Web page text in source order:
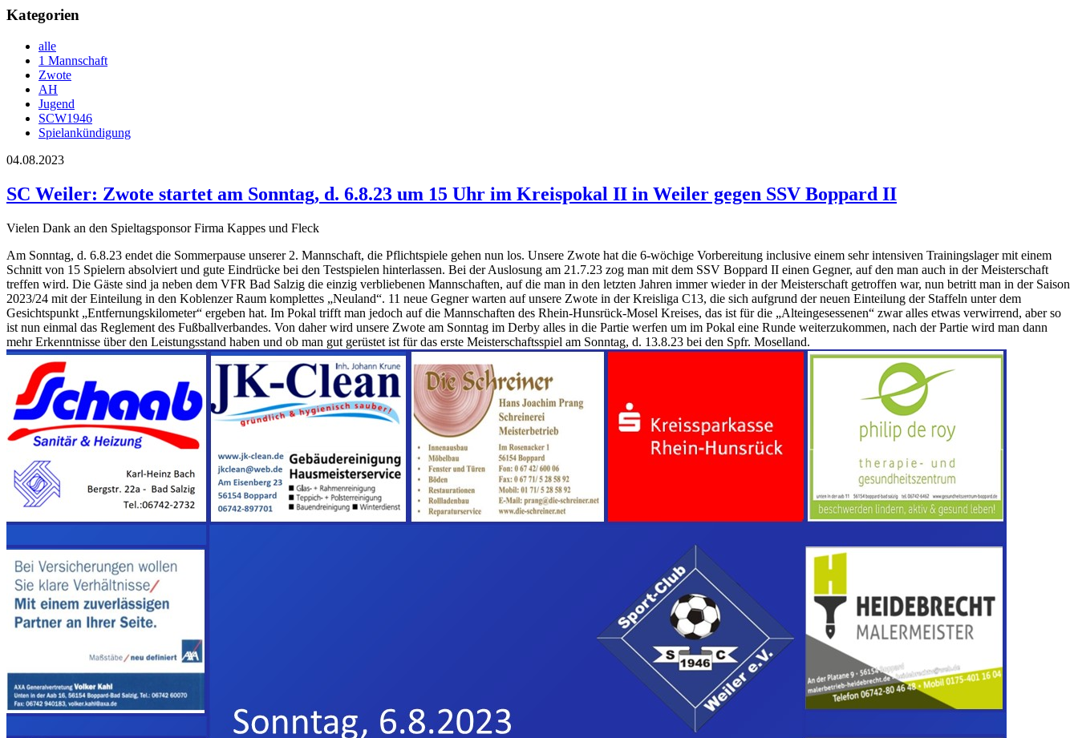
Kategorien
alle
1 Mannschaft
Zwote
AH
Jugend
SCW1946
Spielankündigung
04.08.2023
SC Weiler: Zwote startet am Sonntag, d. 6.8.23 um 15 Uhr im Kreispokal II in Weiler gegen SSV Boppard II
Vielen Dank an den Spieltagsponsor Firma Kappes und Fleck
Am Sonntag, d. 6.8.23 endet die Sommerpause unserer 2. Mannschaft, die Pflichtspiele gehen nun los. Unsere Zwote hat die 6-wöchige Vorbereitung inclusive einem sehr intensiven Trainingslager mit einem
Schnitt von 15 Spielern absolviert und gute Eindrücke bei den Testspielen hinterlassen. Bei der Auslosung am 21.7.23 zog man mit dem SSV Boppard II einen Gegner, auf den man auch in der Meisterschaft
treffen wird. Die Gäste sind ja neben dem VFR Bad Salzig die einzig verbliebenen Mannschaften, auf die man in den letzten Jahren immer wieder in der Meisterschaft getroffen war, nun betritt man in der Saison
2023/24 mit der Einteilung in den Koblenzer Raum komplettes „Neuland“. 11 neue Gegner warten auf unsere Zwote in der Kreisliga C13, die sich aufgrund der neuen Einteilung der Staffeln unter dem
Gesichtspunkt „Entfernungskilometer“ ergeben hat. Im Pokal trifft man jedoch auf die Mannschaften des Rhein-Hunsrück-Mosel Kreises, das ist für die „Alteingesessenen“ zwar alles etwas verwirrend, aber so
ist nun einmal das Reglement des Fußballverbandes. Von daher wird unsere Zwote am Sonntag im Derby alles in die Partie werfen um im Pokal eine Runde weiterzukommen, nach der Partie wird man dann
mehr Erkenntnisse über den Leistungsstand haben und ob man gut gerüstet ist für das erste Meisterschaftsspiel am Sonntag, d. 13.8.23 bei den Spfr. Moselland.